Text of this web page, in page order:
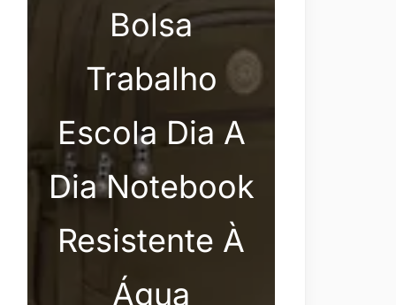
Bolsa
Trabalho
Escola Dia A
Dia Notebook
Resistente À
Água